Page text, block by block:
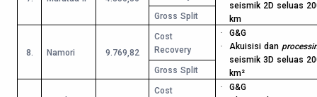
seismik 2D seluas
km
Gross Split
8. Namori 9.769,82
Cost
Recovery
·
G&G
·
Akuisisi dan
seismik 3D seluas
km²
Gross Split
Cost
·
G&G